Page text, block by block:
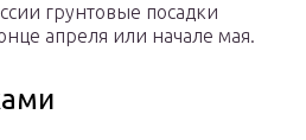
грунтовые посадки
апреля или начале мая.